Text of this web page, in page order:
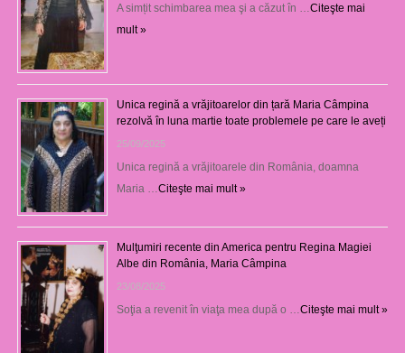
A simțit schimbarea mea şi a căzut în … Citeşte mai
mult »
Unica regină a vrăjitoarelor din țară Maria Câmpina
rezolvă în luna martie toate problemele pe care le aveți
25/09/2025
Unica regină a vrăjitoarele din România, doamna
Maria … Citeşte mai mult »
Mulţumiri recente din America pentru Regina Magiei
Albe din România, Maria Câmpina
23/08/2025
Soţia a revenit în viaţa mea după o … Citeşte mai mult »